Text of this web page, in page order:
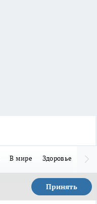
В мире Здоровье
Принять